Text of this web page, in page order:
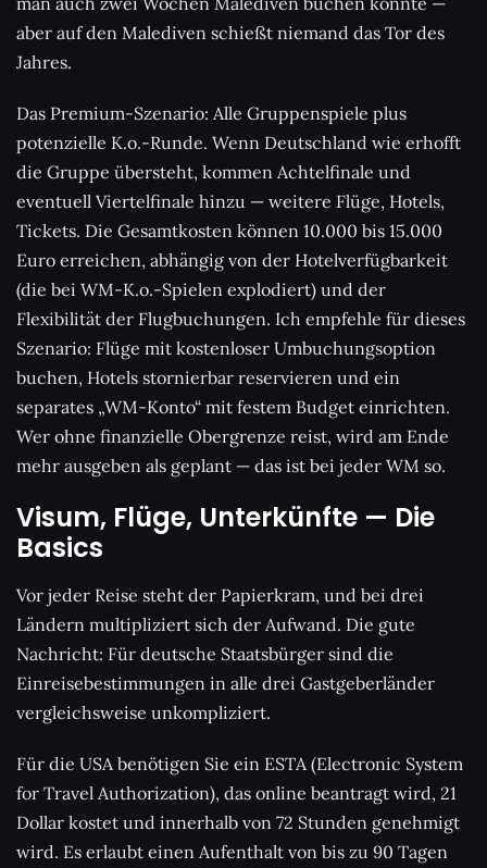
aber auf den Malediven schießt niemand das Tor des
Jahres.
Das Premium-Szenario: Alle Gruppenspiele plus
potenzielle K.o.-Runde. Wenn Deutschland wie erhofft
die Gruppe übersteht, kommen Achtelfinale und
eventuell Viertelfinale hinzu — weitere Flüge, Hotels,
Tickets. Die Gesamtkosten können 10.000 bis 15.000
Euro erreichen, abhängig von der Hotelverfügbarkeit
(die bei WM-K.o.-Spielen explodiert) und der
Flexibilität der Flugbuchungen. Ich empfehle für dieses
Szenario: Flüge mit kostenloser Umbuchungsoption
buchen, Hotels stornierbar reservieren und ein
separates „WM-Konto“ mit festem Budget einrichten.
Wer ohne finanzielle Obergrenze reist, wird am Ende
mehr ausgeben als geplant — das ist bei jeder WM so.
Visum, Flüge, Unterkünfte — Die
Basics
Vor jeder Reise steht der Papierkram, und bei drei
Ländern multipliziert sich der Aufwand. Die gute
Nachricht: Für deutsche Staatsbürger sind die
Einreisebestimmungen in alle drei Gastgeberländer
vergleichsweise unkompliziert.
Für die USA benötigen Sie ein ESTA (Electronic System
for Travel Authorization), das online beantragt wird, 21
Dollar kostet und innerhalb von 72 Stunden genehmigt
wird. Es erlaubt einen Aufenthalt von bis zu 90 Tagen